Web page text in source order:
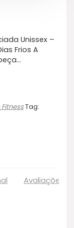
Unissex –
Frios A
Tag:
Avaliações